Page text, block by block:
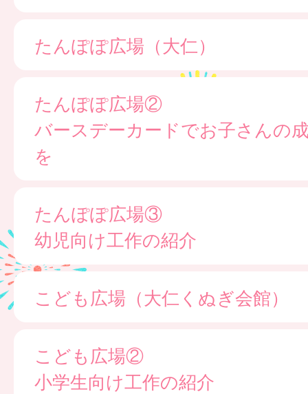
たんぽぽ広場（大仁）
たんぽぽ広場②
バースデーカードでお子さんの
を
たんぽぽ広場③
幼児向け工作の紹介
こども広場（大仁くぬぎ会館）
こども広場②
小学生向け工作の紹介